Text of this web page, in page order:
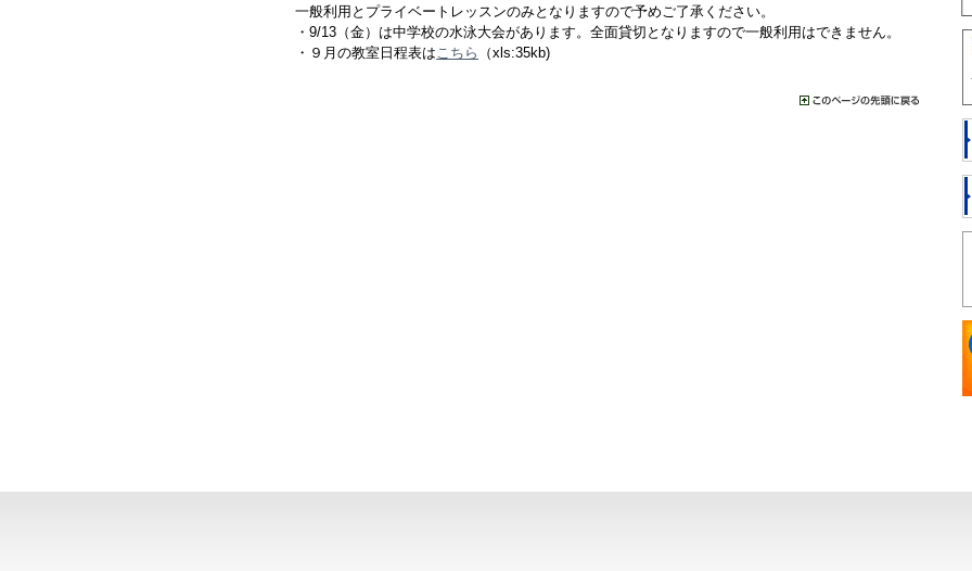
一般利用とプライベートレッスンのみとなりますので予めご了承ください。
・9/13（金）は中学校の水泳大会があります。全面貸切となりますので一般利用はできません。
・９月の教室日程表は こちら （xls:35kb)